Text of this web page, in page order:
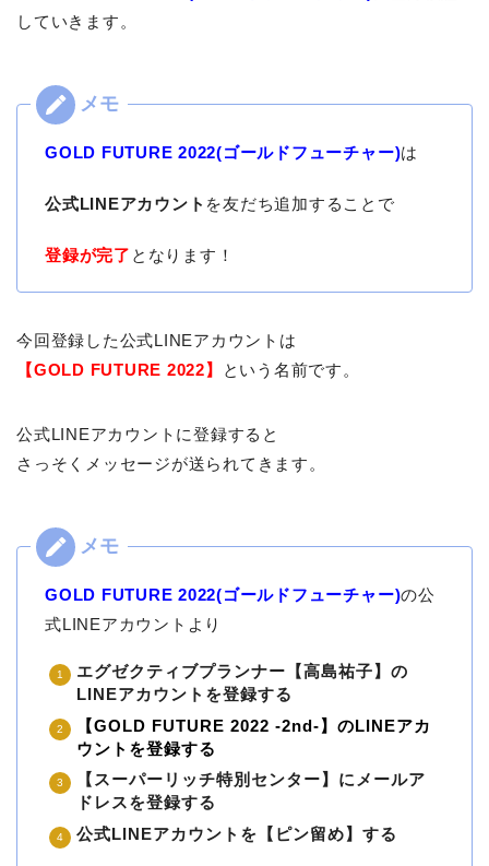
していきます。
GOLD FUTURE 2022(ゴールドフューチャー)は
公式LINEアカウント を友だち追加することで
登録が完了 となります！
今回登録した公式LINEアカウントは
【GOLD FUTURE 2022】
という名前です。
公式LINEアカウントに登録すると
さっそくメッセージが送られてきます。
GOLD FUTURE 2022(ゴールドフューチャー)の公
式LINEアカウントより
エグゼクティブプランナー【高島祐子】の
LINEアカウントを登録する
【GOLD FUTURE 2022 -2nd-】のLINEアカ
ウントを登録する
【スーパーリッチ特別センター】にメールア
ドレスを登録する
公式LINEアカウントを【ピン留め】する